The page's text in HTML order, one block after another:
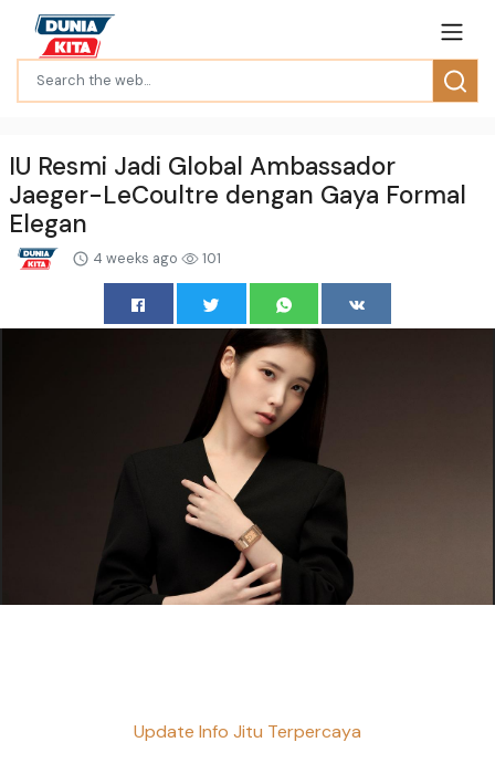
IU Resmi Jadi Global Ambassador
Jaeger-LeCoultre dengan Gaya Formal
Elegan
4 weeks ago 101
Update Info Jitu Terpercaya